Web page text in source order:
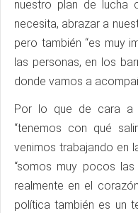
nuestro plan de lucha
necesita, abrazar a
pero también “es muy
las personas, en los
donde vamos a
Por lo que de cara a
“tenemos con qué
venimos trabajando en
“somos muy pocos
realmente en el
política también es un